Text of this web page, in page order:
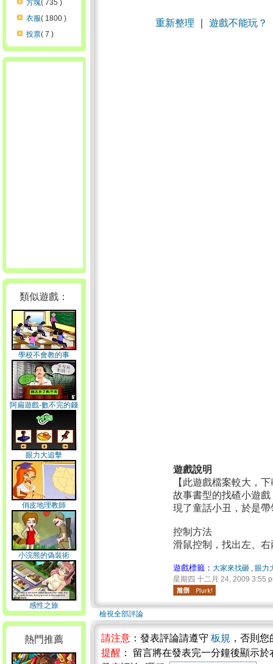
方塊( 735 )
衣服( 1800 )
投票( 7 )
類似遊戲：
學校不會教的事
阿扁遊戲-數不完的錢
眼力大追擊
俏皮地理教師
小浣熊的偽裝術
感性之旅
熱門推薦
重新整理 遊戲不能玩？
遊戲說明
【此遊戲檔案較大，
故事書型的找碴小遊
現了童話小丑，於是
控制方法
滑鼠控制，找出左、
遊戲標籤： 大家來找砸 , 眼力
星期四 十二月 24, 2009 3:55
檢視全部評論
請注意 ：發表評論請遵守 板規 ，否則
提醒 ： 留言將在發表完一分鐘後顯示